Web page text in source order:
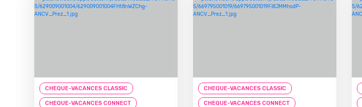
CHEQUE-VACANCES CLASSIC
CHEQUE-VACANCES CONNECT
CHEQUE-VACANCES CLASSIC
CHEQUE-VACANCES CONNECT